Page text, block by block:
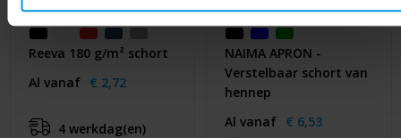
Reeva 180 g/m² schort
Al vanaf € 2,72
4 werkdag(en)
NAIMA APRON -
Verstelbaar schort van
hennep
Al vanaf € 6,53